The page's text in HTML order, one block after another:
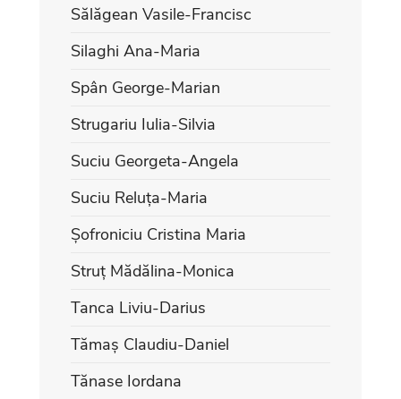
Sălăgean Vasile-Francisc
Silaghi Ana-Maria
Spân George-Marian
Strugariu Iulia-Silvia
Suciu Georgeta-Angela
Suciu Reluța-Maria
Șofroniciu Cristina Maria
Struț Mădălina-Monica
Tanca Liviu-Darius
Tămaș Claudiu-Daniel
Tănase Iordana